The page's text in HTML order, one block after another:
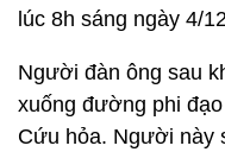
lúc 8h sáng ngày 4/
Người đàn ông sau
xuống đường phi
Cứu hỏa. Người này